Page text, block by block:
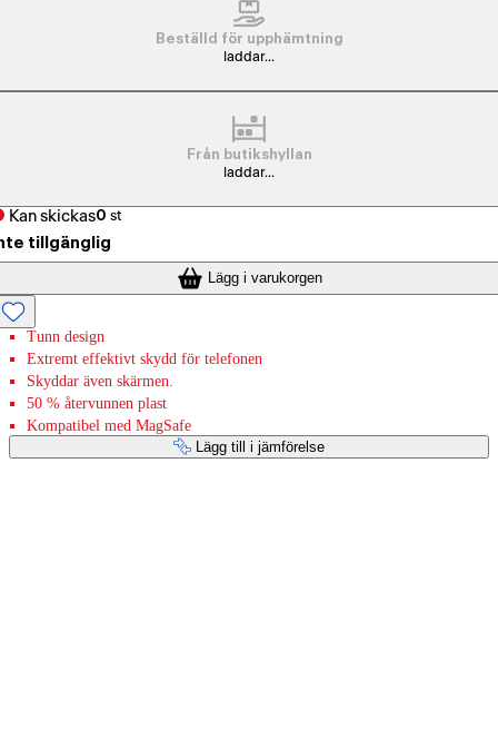
Beställd för upphämtning
laddar...
Från butikshyllan
laddar...
Kan skickas0 st
tillgänglig
Lägg i varukorgen
Tunn design
Extremt effektivt skydd för telefonen
Skyddar även skärmen.
50 % återvunnen plast
Kompatibel med MagSafe
Lägg till i jämförelse